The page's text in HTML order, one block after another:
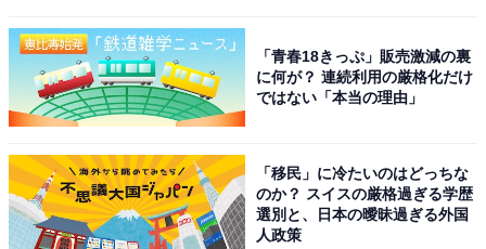
「青春18きっぷ」販売激減の裏
に何が？ 連続利用の厳格化だけ
ではない「本当の理由」
「移民」に冷たいのはどっちな
のか？ スイスの厳格過ぎる学歴
選別と、日本の曖昧過ぎる外国
人政策